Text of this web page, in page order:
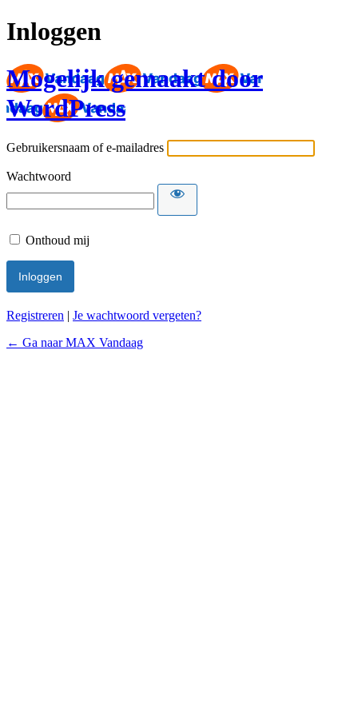
Inloggen
Mogelijk gemaakt door
WordPress
Gebruikersnaam of e-mailadres
Wachtwoord
Onthoud mij
Registreren | Je wachtwoord vergeten?
← Ga naar MAX Vandaag